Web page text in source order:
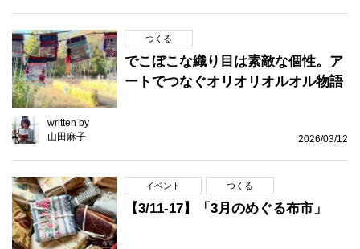
つくる
でこぼこな織り目は素敵な個性。ア
ートでつなぐオリオリオルオル物語
written by
山田麻子
2026/03/12
イベント つくる
【3/11-17】「3月のめぐる布市」